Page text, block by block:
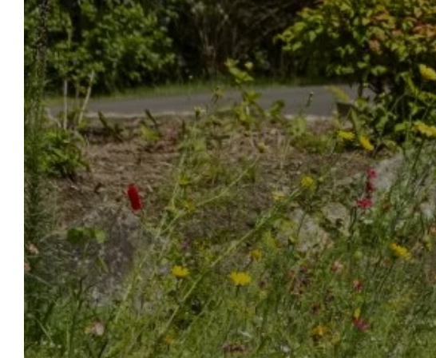
ACCUEIL LE CAMPING